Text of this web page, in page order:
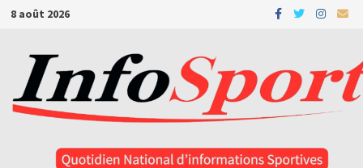
Passer
contenu
8 août 2026